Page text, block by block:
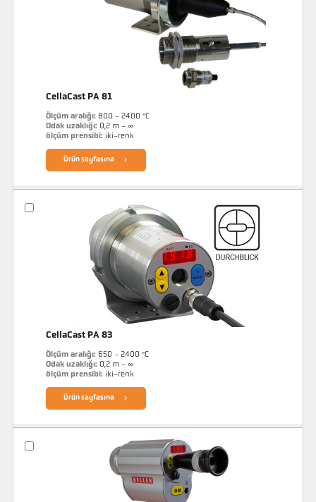
CellaCast PA 81
Ölçüm aralığı: 800 - 2400 °C
Odak uzaklığı: 0,2 m - ∞
ölçüm prensibi: iki-renk
Ürün sayfasına
CellaCast PA 83
Ölçüm aralığı: 650 - 2400 °C
Odak uzaklığı: 0,2 m - ∞
ölçüm prensibi: iki-renk
Ürün sayfasına